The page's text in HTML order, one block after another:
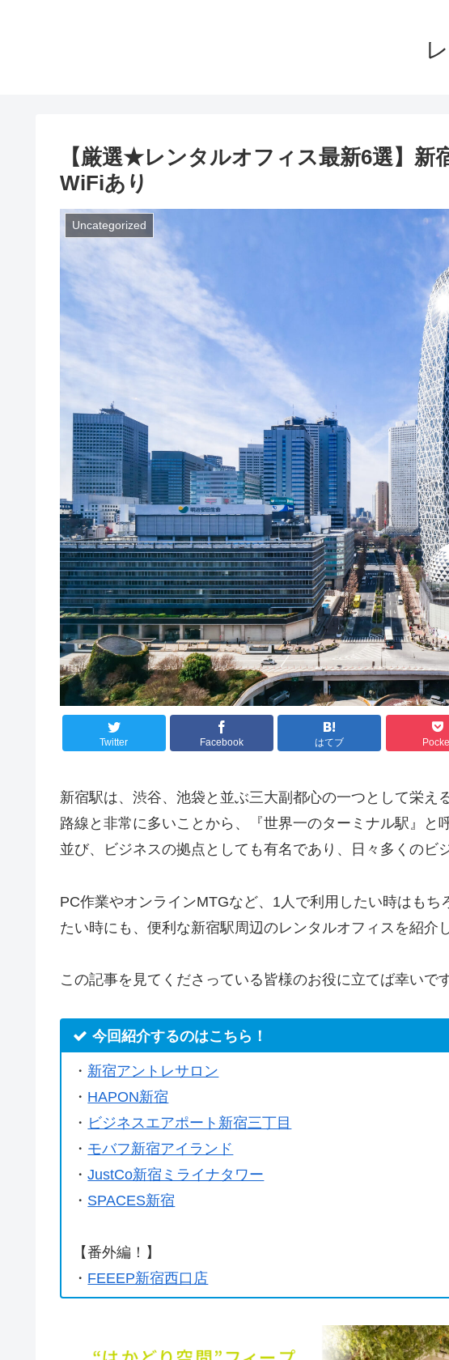
【厳選★レンタルオフィス最新6選】新
WiFiあり
Uncategorized
Twitter Facebook はてブ
新宿駅は、渋谷、池袋と並ぶ三大副都心の一つとして栄え
路線と非常に多いことから、『世界一のターミナル駅』と
並び、ビジネスの拠点としても有名であり、日々多くのビ
PC作業やオンラインMTGなど、1人で利用したい時はもち
たい時にも、便利な新宿駅周辺のレンタルオフィスを紹介
この記事を見てくださっている皆様のお役に立てば幸いで
今回紹介するのはこちら！
・ 新宿アントレサロン
・ HAPON新宿
・ ビジネスエアポート新宿三丁目
・ モバフ新宿アイランド
・JustCo新宿ミライナタワー
・ SPACES新宿
【番外編！】
・ FEEEP新宿西口店